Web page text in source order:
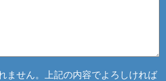
ません。上記の内容でよろしければ